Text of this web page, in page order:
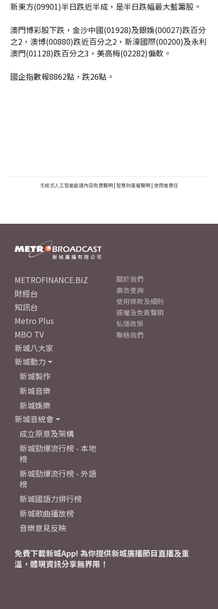
新東方(09901)半日跌近半成，是半日跌幅最大藍籌股。
澳門博彩股下跌，金沙中國(01928)及銀娛(00027)跌百分
之2，澳博(00880)跌近百分之2，新濠國際(00200)及永利
澳門(01128)跌百分之3，美高梅(02282)偏軟。
國企指數報8862點，跌26點。
生成式人工智能創建內容免責聲明 | 智慧財產權聲明 | 使用者責任
METROFINANCE.BIZ
財經台
知訊台
Metro Plus
MBO TV
新城八大家
新城動力
新城製作
新城音樂
新城娛樂
新城音統會
成立原意及架構
新城勁爆流行榜 - 本地
榜
新城勁爆流行榜 - 外語
榜
新城國語力排行榜
新城歌曲播放榜
音樂意見反映
關於我們
廣告查詢
使用條款及細則
版權及免責聲明
私隱政策
聯絡我們
免費下載新城App! 為你提供新城廣播節目直播及重
溫，體現資訊分享無界限！